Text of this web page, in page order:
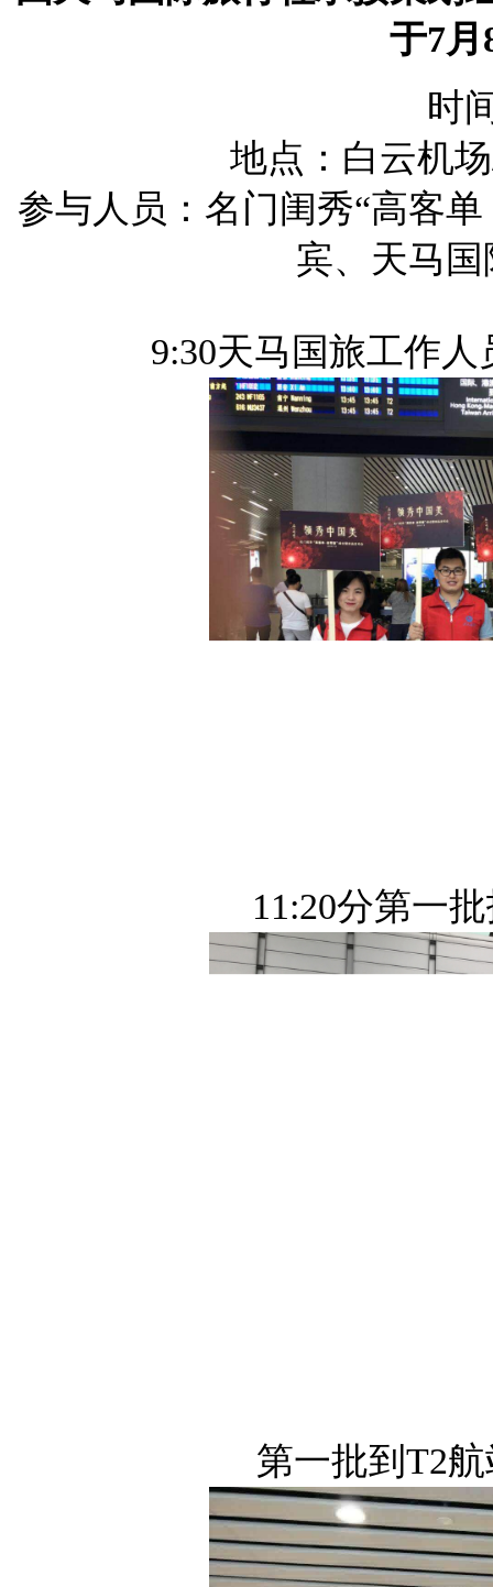
于7
时
地点：白云机
参与人员：名门闺秀“高客
宾、天马
9:30天马国旅工作
11:20分第一
第一批到T2